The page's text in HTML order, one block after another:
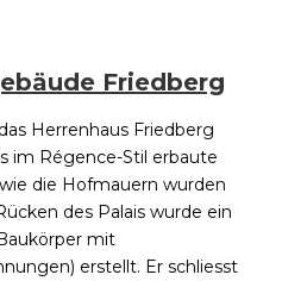
Friedberg
Herrenhaus Friedberg
im Régence-Stil erbaute
die Hofmauern wurden
des Palais wurde ein
mit
erstellt. Er schliesst